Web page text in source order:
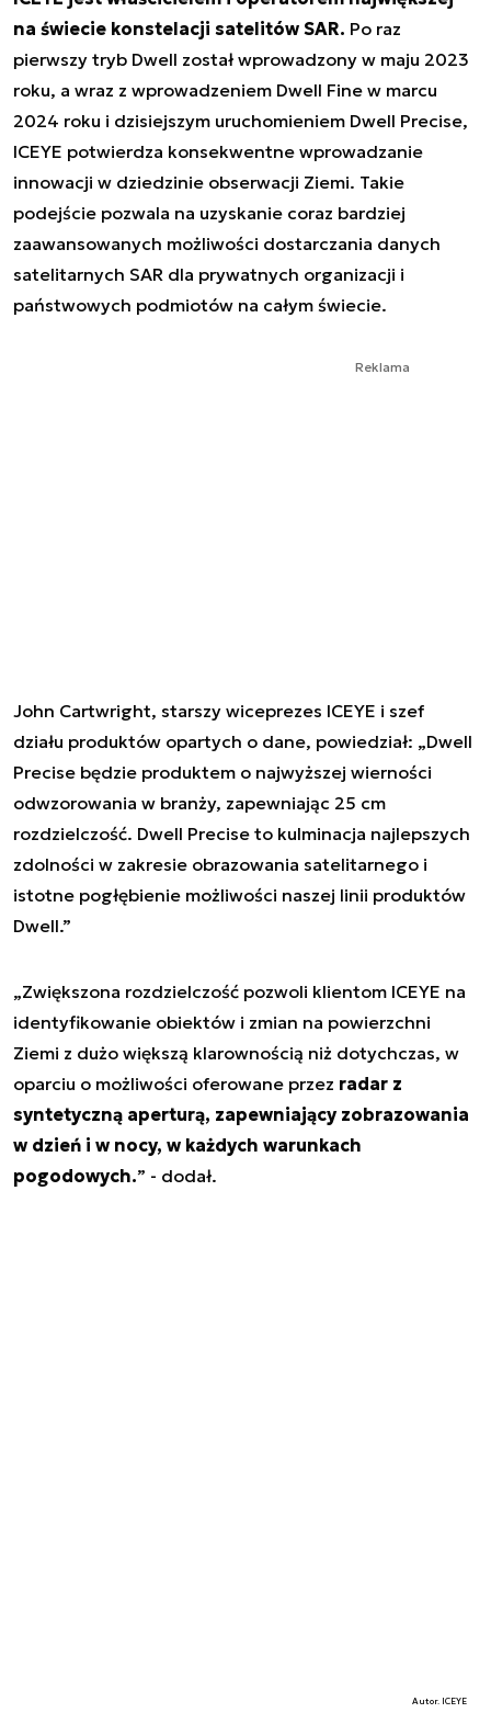
na świecie konstelacji satelitów SAR. Po raz
pierwszy tryb Dwell został wprowadzony w maju 2023
roku, a wraz z wprowadzeniem Dwell Fine w marcu
2024 roku i dzisiejszym uruchomieniem Dwell Precise,
ICEYE potwierdza konsekwentne wprowadzanie
innowacji w dziedzinie obserwacji Ziemi. Takie
podejście pozwala na uzyskanie coraz bardziej
zaawansowanych możliwości dostarczania danych
satelitarnych SAR dla prywatnych organizacji i
państwowych podmiotów na całym świecie.
Reklama
John Cartwright, starszy wiceprezes ICEYE i szef
działu produktów opartych o dane, powiedział: „Dwell
Precise będzie produktem o najwyższej wierności
odwzorowania w branży, zapewniając 25 cm
rozdzielczość. Dwell Precise to kulminacja najlepszych
zdolności w zakresie obrazowania satelitarnego i
istotne pogłębienie możliwości naszej linii produktów
Dwell.”
„Zwiększona rozdzielczość pozwoli klientom ICEYE na
identyfikowanie obiektów i zmian na powierzchni
Ziemi z dużo większą klarownością niż dotychczas, w
oparciu o możliwości oferowane przez radar z
syntetyczną aperturą, zapewniający zobrazowania
w dzień i w nocy, w każdych warunkach
pogodowych.” - dodał.
Autor. ICEYE